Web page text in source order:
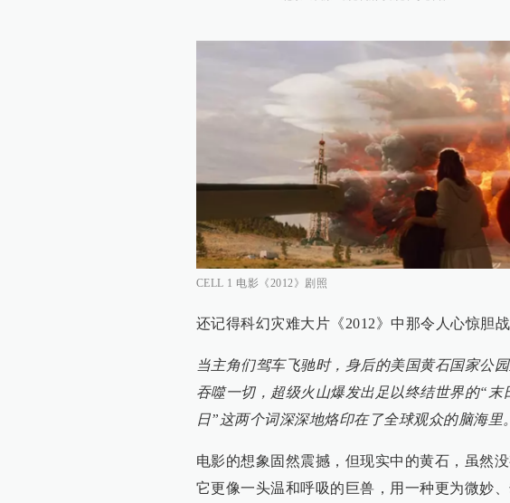
CELL 1 电影《2012》剧照
还记得科幻灾难大片《2012》中那令人心惊胆
当主角们驾车飞驰时，身后的美国黄石国家公
吞噬一切，超级火山爆发出足以终结世界的“
日”这两个词深深地烙印在了全球观众的脑海里。
电影的想象固然震撼，但现实中的黄石，虽然
它更像一头温和呼吸的巨兽，用一种更为微妙